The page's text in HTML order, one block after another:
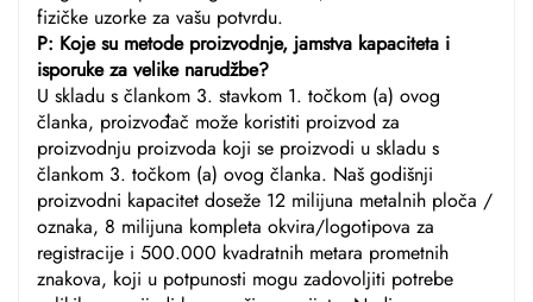
fizičke uzorke za vašu potvrdu.
P: Koje su metode proizvodnje, jamstva kapaciteta i
isporuke za velike narudžbe?
U skladu s člankom 3. stavkom 1. točkom (a) ovog
članka, proizvođač može koristiti proizvod za
proizvodnju proizvoda koji se proizvodi u skladu s
člankom 3. točkom (a) ovog članka. Naš godišnji
proizvodni kapacitet doseže 12 milijuna metalnih ploča /
oznaka, 8 milijuna kompleta okvira/logotipova za
registracije i 500.000 kvadratnih metara prometnih
znakova, koji u potpunosti mogu zadovoljiti potrebe